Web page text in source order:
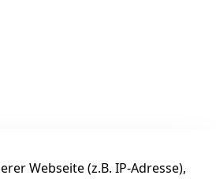
Webseite (z.B. IP-Adresse),